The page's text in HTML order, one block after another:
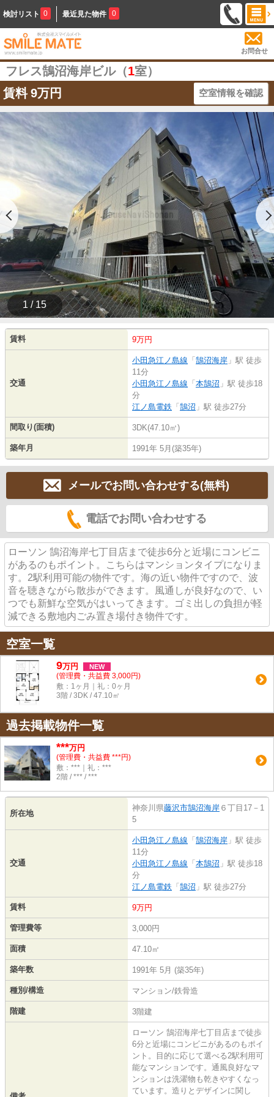
検討リスト 0 最近見た物件 0
お問合せ
フレス鵠沼海岸ビル（1室）
賃料 9万円 空室情報を確認
1 / 15
賃料 9万円
交通
小田急江ノ島線 「 鵠沼海岸 」駅 徒歩
11分
小田急江ノ島線 「 本鵠沼 」駅 徒歩18
分
江ノ島電鉄 「 鵠沼 」駅 徒歩27分
間取り(面積) 3DK(47.10㎡)
築年月 1991年 5月(築35年)
メールでお問い合わせする(無料)
電話でお問い合わせする
ローソン 鵠沼海岸七丁目店まで徒歩6分と近場にコンビニ
があるのもポイント。こちらはマンションタイプになりま
す。2駅利用可能の物件です。海の近い物件ですので、波
音を聴きながら散歩ができます。風通しが良好なので、い
つでも新鮮な空気がはいってきます。ゴミ出しの負担が軽
減できる敷地内ごみ置き場付き物件です。
空室一覧
9万円 NEW
(管理費・共益費 3,000円)
敷：1ヶ月｜礼：0ヶ月
3階 / 3DK / 47.10㎡
過去掲載物件一覧
***万円
(管理費・共益費 ***円)
敷：***｜礼：***
2階 / *** / ***
所在地
神奈川県藤沢市鵠沼海岸 ６丁目17－1
5
交通
小田急江ノ島線 「 鵠沼海岸 」駅 徒歩
11分
小田急江ノ島線 「 本鵠沼 」駅 徒歩18
分
江ノ島電鉄 「 鵠沼 」駅 徒歩27分
賃料 9万円
管理費等 3,000円
面積 47.10㎡
築年数 1991年 5月 (築35年)
種別/構造 マンション/鉄骨造
階建 3階建
ローソン 鵠沼海岸七丁目店まで徒歩
6分と近場にコンビニがあるのもポイ
ント。目的に応じて選べる2駅利用可
能なマンションです。通風良好なマ
ンションは洗濯物も乾きやすくなっ
ています。造りとデザインに関し